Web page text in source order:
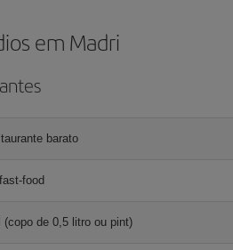
em Madri
barato
food
(copo de 0,5 litro ou pint)